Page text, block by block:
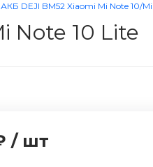
АКБ DEJI BM52 Xiaomi Mi Note 10/
Note 10 Lite
/ шт